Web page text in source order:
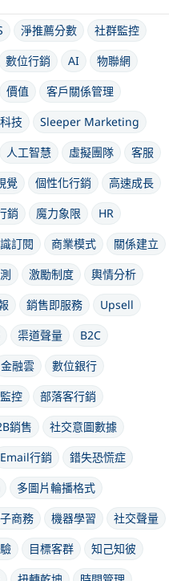
淨推薦分數
社群監控
數位行銷 AI
物聯網
價值
客戶關係管理
技
Sleeper Marketing
人工智慧 虛擬團隊
客服
覺 個性化行銷
高速成長
銷 魔力象限
HR
訂閱 商業模式
關係建立
激勵制度
輿情分析
銷售即服務
Upsell
渠道聲量
B2C
金融雲
數位銀行
控
部落客行銷
銷售
社交意圖數據
Email行銷
錯失恐慌症
多圖片輪播格式
商務 機器學習
社交聲量
目標客群
知己知彼